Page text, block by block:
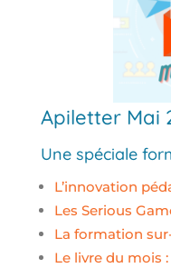
Apiletter Mai
Une spéciale
L’innovation
Les Serious
La formation
Le livre du mois